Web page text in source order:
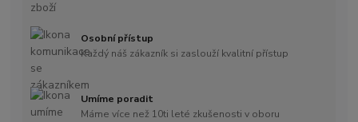
Osobní přístup
Každý náš zákazník si zaslouží kvalitní přístup
Umíme poradit
Máme více než 10ti leté zkušenosti v oboru